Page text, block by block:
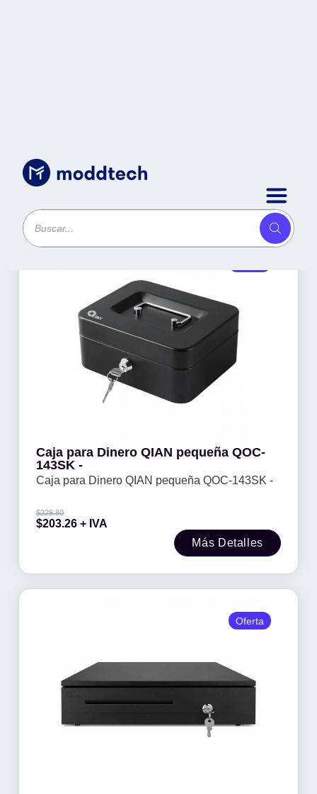
Productos
Caja para Dinero QIAN pequeña QOC-
143SK -
Caja para Dinero QIAN pequeña QOC-143SK -
$226.80
$203.26 + IVA
Más Detalles
Oferta